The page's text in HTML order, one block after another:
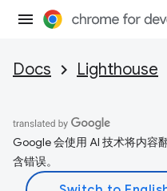
Docs Lighthouse
Google 会使用 AI 技术将内容
含错误。